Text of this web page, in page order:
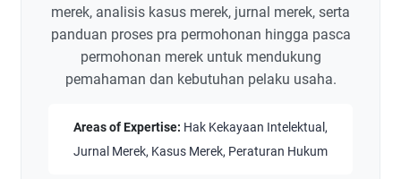
merek, analisis kasus merek, jurnal merek, serta
panduan proses pra permohonan hingga pasca
permohonan merek untuk mendukung
pemahaman dan kebutuhan pelaku usaha.
Areas of Expertise: Hak Kekayaan Intelektual,
Jurnal Merek, Kasus Merek, Peraturan Hukum